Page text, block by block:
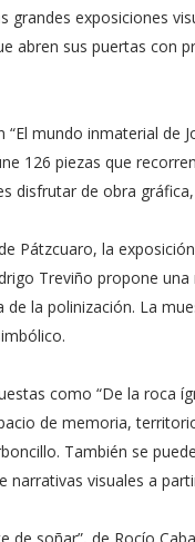
grandes exposiciones
abren sus puertas con
mundo inmaterial de
126 piezas que
disfrutar de obra
Pátzcuaro, la
Treviño propone
la polinización. La
como “De la roca
de memoria,
También se
visuales a